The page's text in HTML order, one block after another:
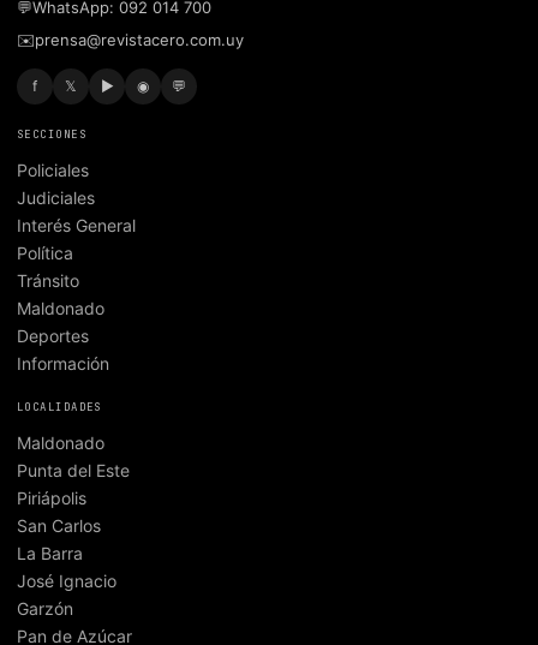
💬WhatsApp: 092 014 700
✉️prensa@revistacero.com.uy
f 𝕏 ▶ ◉ 💬
SECCIONES
Policiales
Judiciales
Interés General
Política
Tránsito
Maldonado
Deportes
Información
LOCALIDADES
Maldonado
Punta del Este
Piriápolis
San Carlos
La Barra
José Ignacio
Garzón
Pan de Azúcar